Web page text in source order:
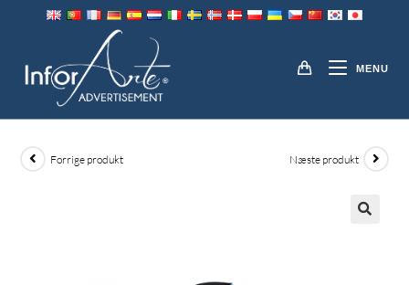
MENU
JAKKER
Forrige produkt Næste produkt